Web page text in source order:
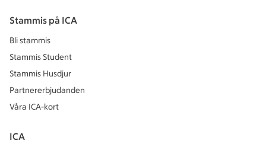
Stammis på ICA
Bli stammis
Stammis Student
Stammis Husdjur
Partnererbjudanden
Våra ICA-kort
ICA